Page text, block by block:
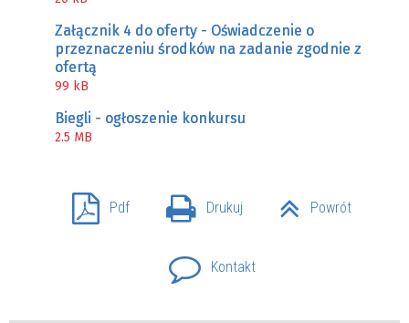
Załącznik 4 do oferty - Oświadczenie o
przeznaczeniu środków na zadanie zgodnie z
ofertą
99 kB
Biegli - ogłoszenie konkursu
2.5 MB
Pdf Drukuj Powrót
Kontakt